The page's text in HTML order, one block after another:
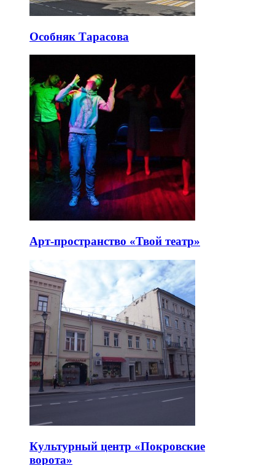
Особняк Тарасова
Арт-пространство «Твой театр»
Культурный центр «Покровские
ворота»